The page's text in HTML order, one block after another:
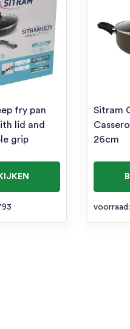
fry pan
lid and
grip
Sitram
26cm
voorraad: